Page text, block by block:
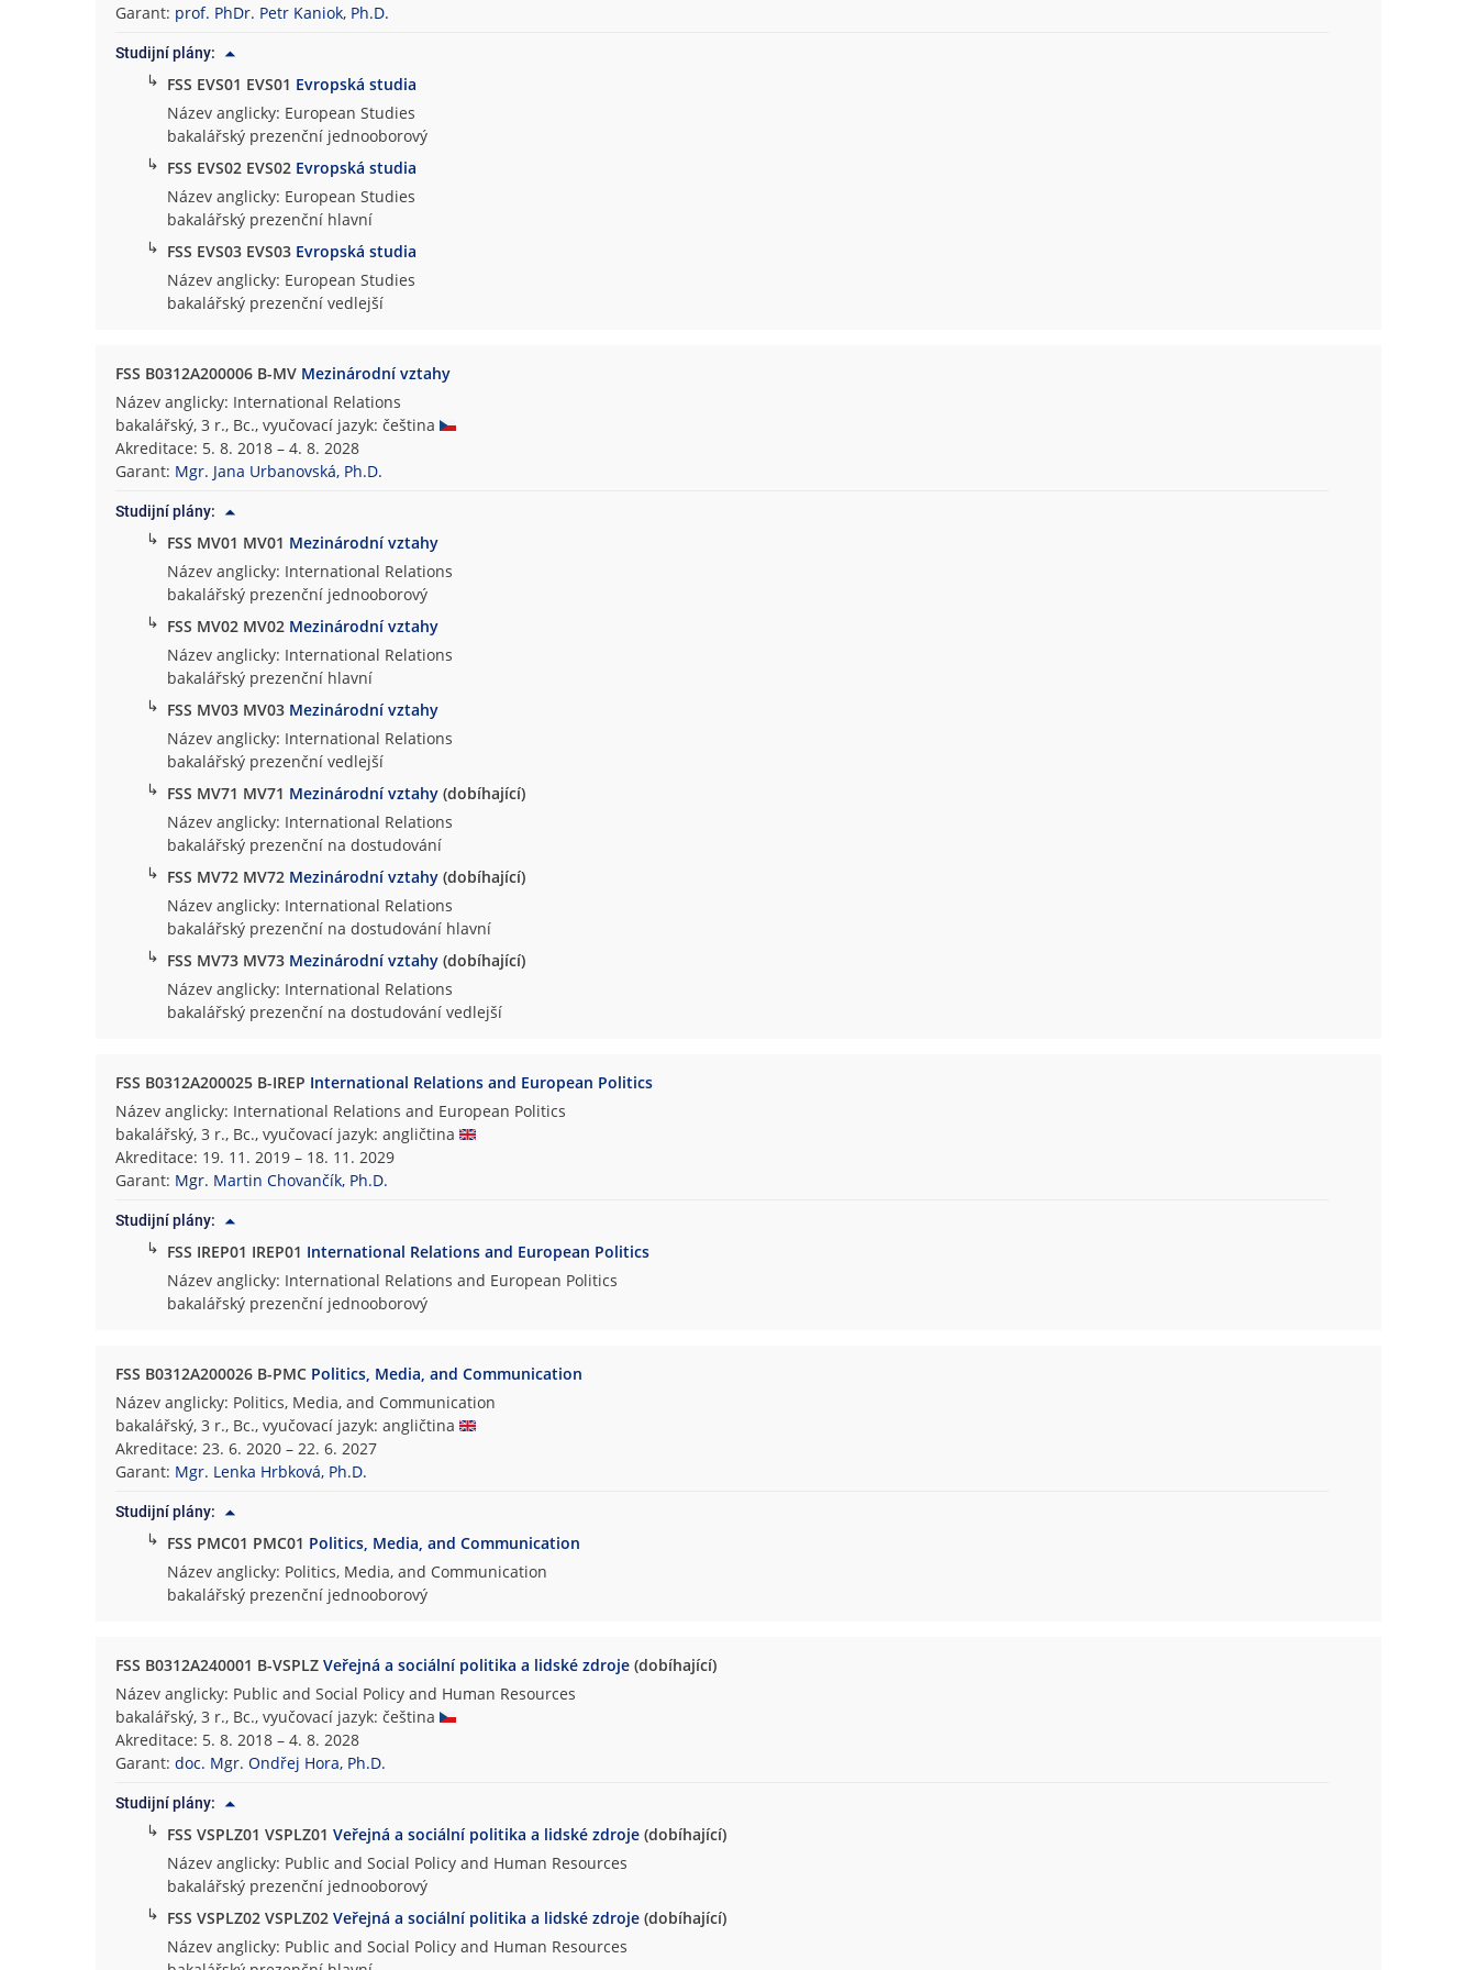
Garant: prof. PhDr. Petr Kaniok, Ph.D.
Studijní plány:
↳ FSS EVS01 EVS01 Evropská studia
Název anglicky: European Studies
bakalářský prezenční jednooborový
↳ FSS EVS02 EVS02 Evropská studia
Název anglicky: European Studies
bakalářský prezenční hlavní
↳ FSS EVS03 EVS03 Evropská studia
Název anglicky: European Studies
bakalářský prezenční vedlejší
FSS B0312A200006 B-MV Mezinárodní vztahy
Název anglicky: International Relations
bakalářský, 3 r., Bc., vyučovací jazyk: čeština
Akreditace: 5. 8. 2018 – 4. 8. 2028
Garant: Mgr. Jana Urbanovská, Ph.D.
Studijní plány:
↳ FSS MV01 MV01 Mezinárodní vztahy
Název anglicky: International Relations
bakalářský prezenční jednooborový
↳ FSS MV02 MV02 Mezinárodní vztahy
Název anglicky: International Relations
bakalářský prezenční hlavní
↳ FSS MV03 MV03 Mezinárodní vztahy
Název anglicky: International Relations
bakalářský prezenční vedlejší
↳ FSS MV71 MV71 Mezinárodní vztahy (dobíhající)
Název anglicky: International Relations
bakalářský prezenční na dostudování
↳ FSS MV72 MV72 Mezinárodní vztahy (dobíhající)
Název anglicky: International Relations
bakalářský prezenční na dostudování hlavní
↳ FSS MV73 MV73 Mezinárodní vztahy (dobíhající)
Název anglicky: International Relations
bakalářský prezenční na dostudování vedlejší
FSS B0312A200025 B-IREP International Relations and European Politics
Název anglicky: International Relations and European Politics
bakalářský, 3 r., Bc., vyučovací jazyk: angličtina
Akreditace: 19. 11. 2019 – 18. 11. 2029
Garant: Mgr. Martin Chovančík, Ph.D.
Studijní plány:
↳ FSS IREP01 IREP01 International Relations and European Politics
Název anglicky: International Relations and European Politics
bakalářský prezenční jednooborový
FSS B0312A200026 B-PMC Politics, Media, and Communication
Název anglicky: Politics, Media, and Communication
bakalářský, 3 r., Bc., vyučovací jazyk: angličtina
Akreditace: 23. 6. 2020 – 22. 6. 2027
Garant: Mgr. Lenka Hrbková, Ph.D.
Studijní plány:
↳ FSS PMC01 PMC01 Politics, Media, and Communication
Název anglicky: Politics, Media, and Communication
bakalářský prezenční jednooborový
FSS B0312A240001 B-VSPLZVeřejná a sociální politika a lidské zdroje (dobíhající)
Název anglicky: Public and Social Policy and Human Resources
bakalářský, 3 r., Bc., vyučovací jazyk: čeština
Akreditace: 5. 8. 2018 – 4. 8. 2028
Garant:doc. Mgr. Ondřej Hora, Ph.D.
Studijní plány:
↳ FSS VSPLZ01 VSPLZ01Veřejná a sociální politika a lidské zdroje (dobíhající)
Název anglicky: Public and Social Policy and Human Resources
bakalářský prezenční jednooborový
↳ FSS VSPLZ02 VSPLZ02Veřejná a sociální politika a lidské zdroje (dobíhající)
Název anglicky: Public and Social Policy and Human Resources